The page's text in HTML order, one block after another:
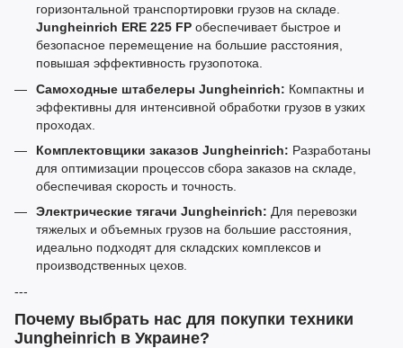
горизонтальной транспортировки грузов на складе.
Jungheinrich ERE 225 FP обеспечивает быстрое и
безопасное перемещение на большие расстояния,
повышая эффективность грузопотока.
Самоходные штабелеры Jungheinrich: Компактны и
эффективны для интенсивной обработки грузов в узких
проходах.
Комплектовщики заказов Jungheinrich: Разработаны
для оптимизации процессов сбора заказов на складе,
обеспечивая скорость и точность.
Электрические тягачи Jungheinrich: Для перевозки
тяжелых и объемных грузов на большие расстояния,
идеально подходят для складских комплексов и
производственных цехов.
---
Почему выбрать нас для покупки техники
Jungheinrich в Украине?